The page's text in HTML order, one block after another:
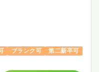
ブランク可
第二新卒可